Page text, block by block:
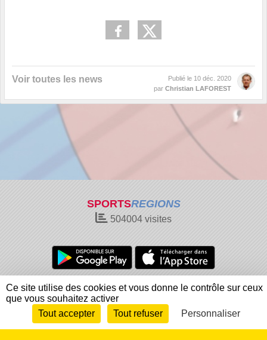
Voir toutes les news Publié le 10 déc. 2020
par Christian LAFOREST
SPORTSREGIONS
504004 visites
Charte cookies
Gestion des cookies
Informations légales
Signaler un contenu inapproprié
Envie de participer ?
Connexion
Ce site utilise des cookies et vous donne le contrôle sur ceux
que vous souhaitez activer
Tout accepter
Tout refuser Personnaliser